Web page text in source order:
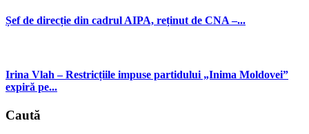
Șef de direcție din cadrul AIPA, reținut de CNA –...
Irina Vlah – Restricțiile impuse partidului „Inima Moldovei”
expiră pe...
Caută